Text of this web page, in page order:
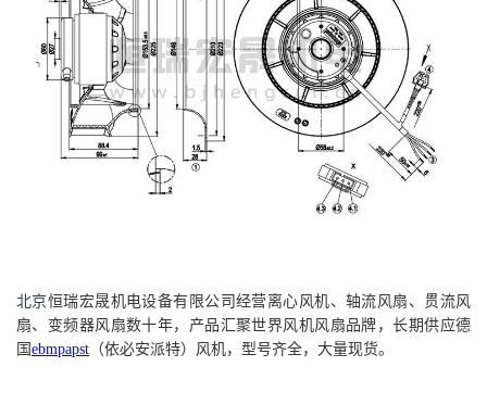
北京恒瑞宏晟机电设备有限公司经营离心风机、轴流风扇、贯流风
扇、变频器风扇数十年，产品汇聚世界风机风扇品牌，长期供应德
国 ebmpapst （依必安派特）风机，型号齐全，大量现货。